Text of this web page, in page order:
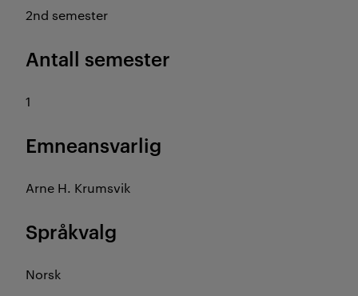
2nd semester
Antall semester
1
Emneansvarlig
Arne H. Krumsvik
Språkvalg
Norsk